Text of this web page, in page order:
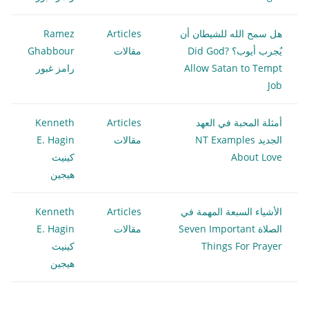
هل سمح الله للشيطان أن
يُجرب أيوب؟ ?Did God
Allow Satan to Tempt
Job
Articles
مقالات
Ramez
Ghabbour
رامز غبور
أمثلة المحبة في العهد
الجديد NT Examples
About Love
Articles
مقالات
Kenneth
E. Hagin
كينيث
هيجين
الأشياء السبعة المهمة في
الصلاة Seven Important
Things For Prayer
Articles
مقالات
Kenneth
E. Hagin
كينيث
هيجين